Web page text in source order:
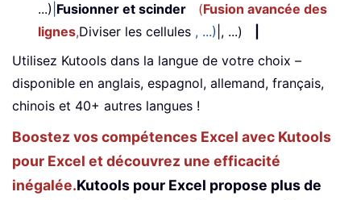
...) Fusionner et scinder (Fusion avancée des
lignes,Diviser les cellules , ...) |, ...)
Utilisez Kutools dans la langue de votre choix –
disponible en anglais, espagnol, allemand, français,
chinois et 40+ autres langues !
Boostez vos compétences Excel avec Kutools
pour Excel et découvrez une efficacité
inégalée.Kutools pour Excel propose plus de